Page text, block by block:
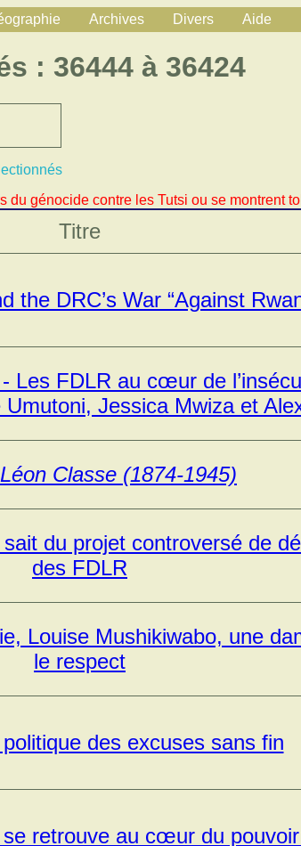
Archives Divers Aide
: 36444 à 36424
génocide contre les Tutsi ou se montrent
Titre
the DRC’s War “Against
Les FDLR au cœur de
Jessica Mwiza et
Classe (1874-1945)
du projet controversé de
des FDLR
Louise Mushikiwabo, une
le respect
des excuses sans fin
retrouve au cœur du